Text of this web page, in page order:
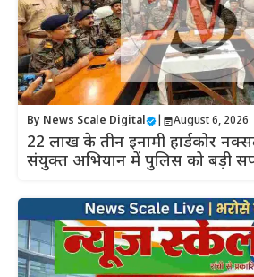
By News Scale Digital August 6, 2026
22 लाख के तीन इनामी हार्डकोर
संयुक्त अभियान में पुलिस को बड़ी